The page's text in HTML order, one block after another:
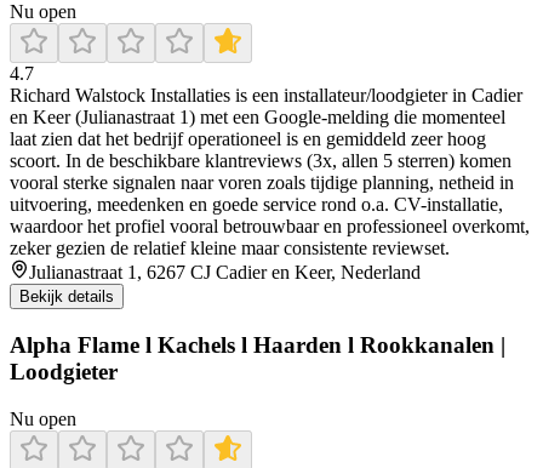
Nu open
4.7
Richard Walstock Installaties is een installateur/loodgieter in Cadier
en Keer (Julianastraat 1) met een Google-melding die momenteel
laat zien dat het bedrijf operationeel is en gemiddeld zeer hoog
scoort. In de beschikbare klantreviews (3x, allen 5 sterren) komen
vooral sterke signalen naar voren zoals tijdige planning, netheid in
uitvoering, meedenken en goede service rond o.a. CV-installatie,
waardoor het profiel vooral betrouwbaar en professioneel overkomt,
zeker gezien de relatief kleine maar consistente reviewset.
Julianastraat 1, 6267 CJ Cadier en Keer, Nederland
Bekijk details
Alpha Flame l Kachels l Haarden l Rookkanalen |
Loodgieter
Nu open